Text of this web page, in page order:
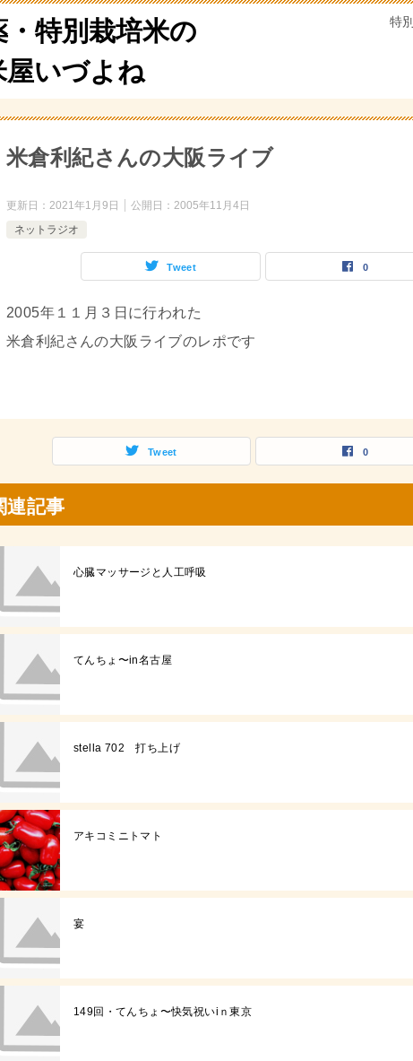
特別栽培米の
屋いづよね
特
米倉利紀さんの大阪ライブ
更新日： 2021年1月9日 公開日： 2005年11月4日
ネットラジオ
Tweet 0
2005年１１月３日に行われた
米倉利紀さんの大阪ライブのレポです
Tweet 0
連記事
心臓マッサージと人工呼吸
てんちょ〜in名古屋
stella 702 打ち上げ
アキコミニトマト
宴
149回・てんちょ〜快気祝いiｎ東京